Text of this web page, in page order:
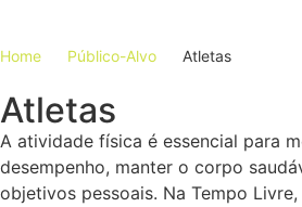
Home Público-Alvo Atletas
Atletas
A atividade física é essencial para
desempenho, manter o corpo
objetivos pessoais. Na Tempo